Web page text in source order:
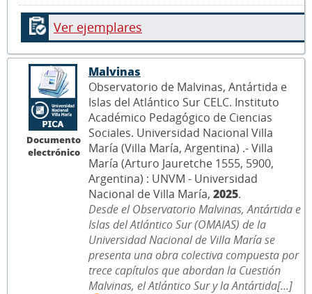
Ver ejemplares
Documento
electrónico
Malvinas
Observatorio de Malvinas, Antártida e
Islas del Atlántico Sur CELC. Instituto
Académico Pedagógico de Ciencias
Sociales. Universidad Nacional Villa
María (Villa María, Argentina) .- Villa
María (Arturo Jauretche 1555, 5900,
Argentina) : UNVM - Universidad
Nacional de Villa María, 2025.
Desde el Observatorio Malvinas, Antártida e
Islas del Atlántico Sur (OMAIAS) de la
Universidad Nacional de Villa María se
presenta una obra colectiva compuesta por
trece capítulos que abordan la Cuestión
Malvinas, el Atlántico Sur y la Antártida[...]